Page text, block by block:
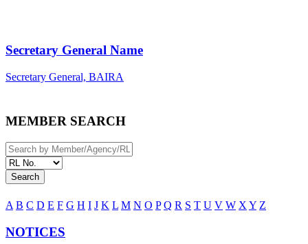
Secretary General Name
Secretary General, BAIRA
MEMBER SEARCH
Search
A B C D E F G H I J K L M N O P Q R S T U V W X Y Z
NOTICES